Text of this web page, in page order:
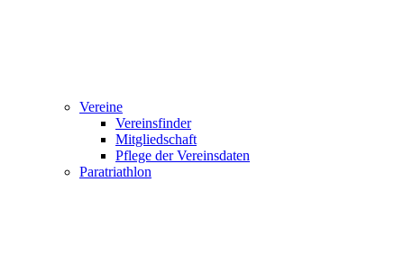
Vereine
Vereinsfinder
Mitgliedschaft
Pflege der Vereinsdaten
Paratriathlon